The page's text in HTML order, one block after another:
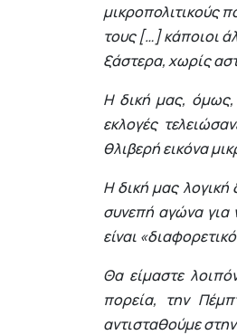
μικροπολιτικούς
τους […] κάποιοι
ξάστερα, χωρίς
Η δική μας, όμως,
εκλογές
θλιβερή εικόνα
Η δική μας λογική
συνεπή αγώνα για
είναι
Θα είμαστε
πορεία, την
αντισταθούμε